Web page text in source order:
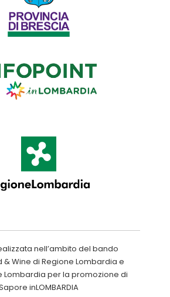
nell’ambito del bando
Wine di Regione Lombardia e
Lombardia per la promozione di
inLOMBARDIA